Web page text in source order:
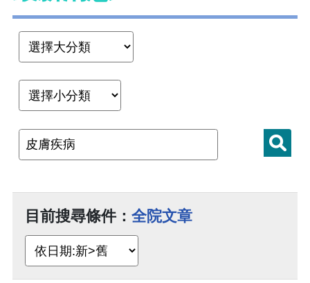
目前搜尋條件： 全院文章